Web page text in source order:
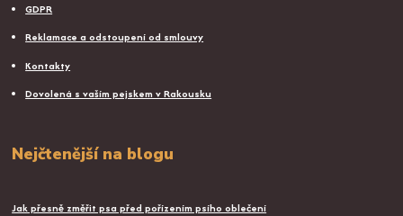
GDPR
Reklamace a odstoupení od smlouvy
Kontakty
Dovolená s vaším pejskem v Rakousku
Nejčtenější na blogu
Jak přesně změřit psa před pořízením psího oblečení